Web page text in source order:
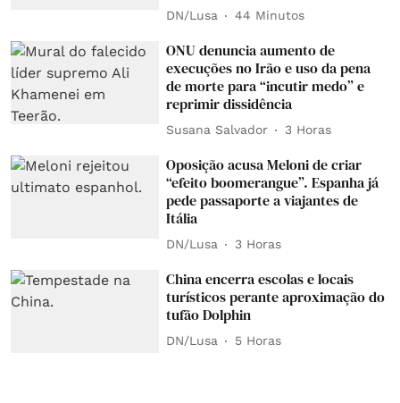
DN/Lusa 44 Minutos
ONU denuncia aumento de
execuções no Irão e uso da pena
de morte para “incutir medo” e
reprimir dissidência
Susana Salvador 3 Horas
Oposição acusa Meloni de criar
“efeito boomerangue”. Espanha já
pede passaporte a viajantes de
Itália
DN/Lusa 3 Horas
China encerra escolas e locais
turísticos perante aproximação do
tufão Dolphin
DN/Lusa 5 Horas